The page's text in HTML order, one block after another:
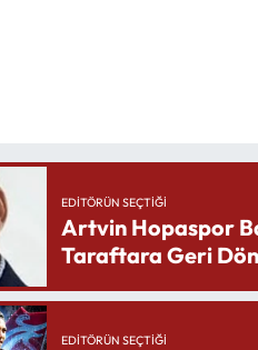
EDITÖRÜN SEÇTIĞI
Artvin Hopaspor
Taraftara Geri
EDITÖRÜN SEÇTIĞI